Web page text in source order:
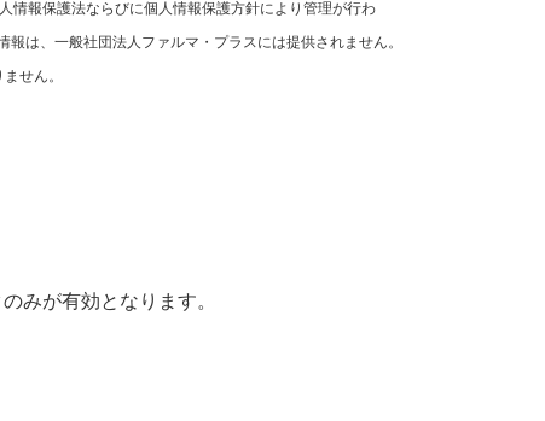
情報保護法ならびに個人情報保護方針により管理が行わ
は、一般社団法人ファルマ・プラスには提供されません。
せん。
みが有効となります。